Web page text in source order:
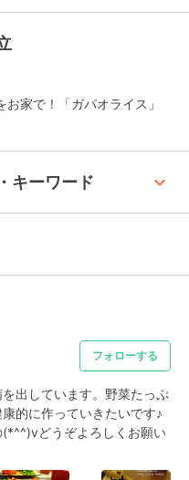
お家で！「ガパオライス」
キーワード keyboard_arrow_up
フォローする
出しています。野菜たっぷ
的に作っていきたいです♪
どうぞよろしくお願い